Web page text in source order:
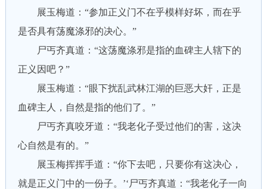
展玉梅道：“参加正义门不在乎模样好坏，而在乎
是否具有荡魔涤邪的决心。”
尸丐齐真道：“这荡魔涤邪是指的血碑主人辖下的
正义因吧？”
展玉梅道：“眼下扰乱武林江湖的巨恶大奸，正是
血碑主人，自然是指的他们了。”
尸丐齐真咬牙道：“我老化子受过他们的害，这决
心自然是有的。”
展玉梅挥挥手道：“你下去吧，只要你有这决心，
就是正义门中的一份子。’‘尸丐齐真道：“我老化子一向